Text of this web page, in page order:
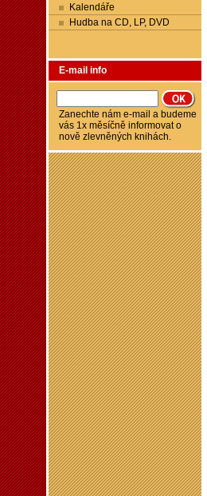
Kalendáře
Hudba na CD, LP, DVD
E-mail info
Zanechte nám e-mail a budeme
vás 1x měsíčně informovat o
nově zlevněných knihách.